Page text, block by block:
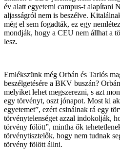
év alatt egyetemi campus-t alapítani
aljasságról nem is beszélve.
még el sem fogadták, ez egy
mondják, hogy a CEU nem állhat a
lesz.
Emlékszünk még Orbán és Tarlós
beszélgetésére a BKV buszán?
melyiket lehet megszerezni, s azt
egy törvényt, oszt jónapot. Most ki
egyetemet”, ezért csinálnak rá egy
törvénytelenséget azzal indokolják,
törvény fölött”, mintha ők
törvénytisztelők, hogy nem tudnak
törvény fölött állni.